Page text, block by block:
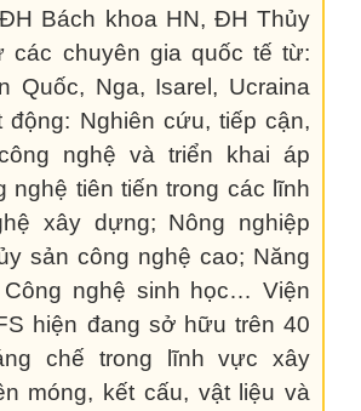
Bách khoa HN, ĐH Thủy
các chuyên gia quốc tế từ:
Quốc, Nga, Isarel, Ucraina
động: Nghiên cứu, tiếp cận,
nghệ và triển khai áp
nghệ tiên tiến trong các lĩnh
xây dựng; Nông nghiệp
sản công nghệ cao; Năng
Công nghệ sinh học… Viện
hiện đang sở hữu trên 40
chế trong lĩnh vực xây
móng, kết cấu, vật liệu và